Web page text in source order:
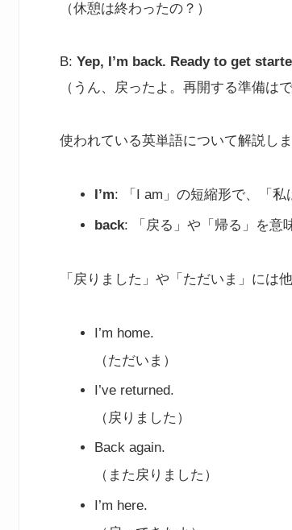
（休憩は終わったの？）
B: Yep, I’m back. Ready to get
（うん、戻ったよ。再開する準備は
使われている英単語について解説しま
I’m: 「I am」の短縮形で、「私
back: 「戻る」や「帰る」を意
「戻りました」や「ただいま」には
I’m home.
（ただいま）
I’ve returned.
（戻りました）
Back again.
（また戻りました）
I’m here.